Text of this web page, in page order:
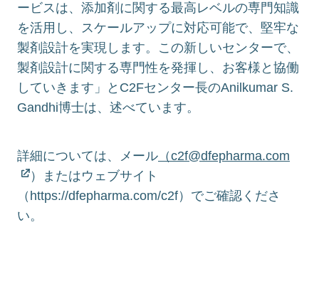
ービスは、添加剤に関する最高レベルの専門知識
を活用し、スケールアップに対応可能で、堅牢な
製剤設計を実現します。この新しいセンターで、
製剤設計に関する専門性を発揮し、お客様と協働
していきます」とC2Fセンター長のAnilkumar S.
Gandhi博士は、述べています。
詳細については、メール （c2f@dfepharma.com
）またはウェブサイト
（https://dfepharma.com/c2f）でご確認くださ
い。